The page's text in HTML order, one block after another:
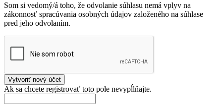
Som si vedomý/á toho, že odvolanie súhlasu nemá vplyv na
zákonnosť spracúvania osobných údajov založeného na súhlase
pred jeho odvolaním.
Ak sa chcete registrovať toto pole nevypĺlňajte.